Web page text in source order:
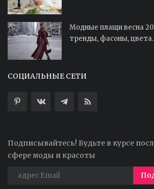
Модные плащи весна
тренды, фасоны,
СОЦИАЛЬНЫЕ СЕТИ
Подписывайтесь! Будьте в курсе
сфере моды и красоты